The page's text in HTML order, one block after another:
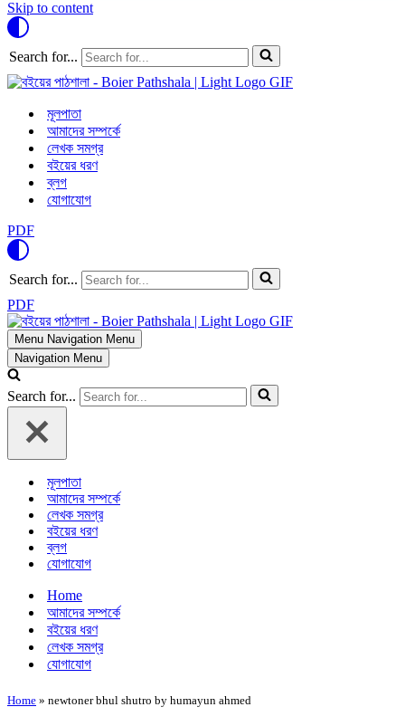
Skip to content
Search for...
মূলপাতা
আমাদের সম্পর্কে
লেখক সমগ্র
বইয়ের ধরণ
ব্লগ
যোগাযোগ
PDF
Search for...
PDF
Menu Navigation Menu
Navigation Menu
Search for...
মূলপাতা
আমাদের সম্পর্কে
লেখক সমগ্র
বইয়ের ধরণ
ব্লগ
যোগাযোগ
Home
আমাদের সম্পর্কে
বইয়ের ধরণ
লেখক সমগ্র
যোগাযোগ
Home » newtoner bhul shutro by humayun ahmed